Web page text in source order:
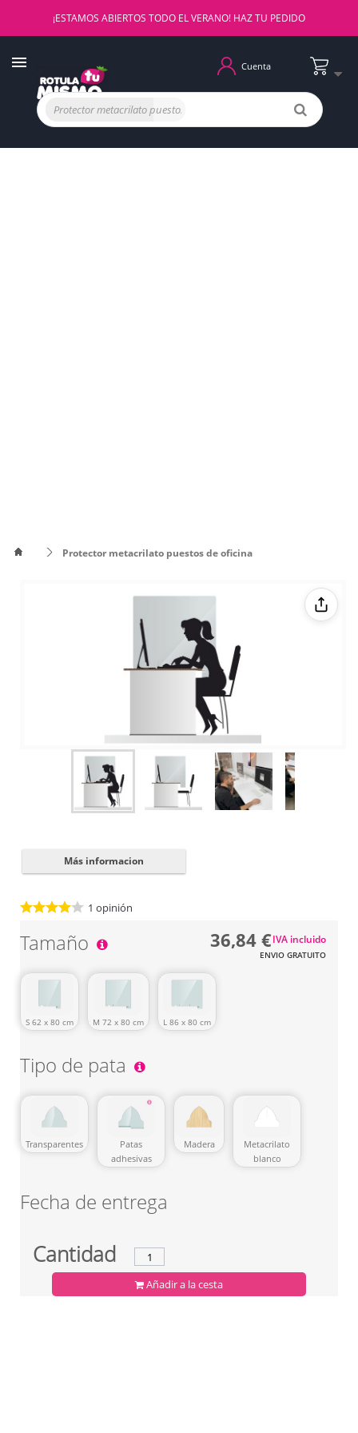
¡ESTAMOS ABIERTOS TODO EL VERANO! HAZ TU PEDIDO
Cuenta
Protector metacrilato puestos de oficina
Cómo cambiar
de color el texto
Cerrar ✖
Más informacion
1 opinión
Tamaño
S 62 x 80 cm M 72 x 80 cm L 86 x 80 cm
Tipo de pata
Transparentes
Patas
adhesivas
Madera
Metacrilato
blanco
Fecha de entrega
Cantidad
36,84 €
ENVIO GRATUITO
IVA incluido
Añadir a la cesta